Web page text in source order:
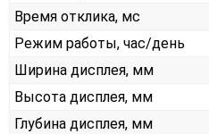
Время отклика, мс
Режим работы, час/день
Ширина дисплея, мм
Высота дисплея, мм
Глубина дисплея, мм